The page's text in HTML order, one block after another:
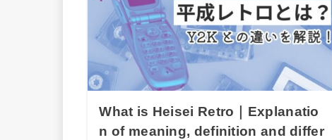
What is Heisei Retro｜Explanatio
n of meaning, definition and differ